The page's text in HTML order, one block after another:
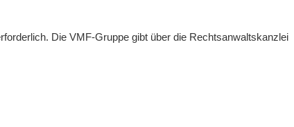
Die VMF-Gruppe gibt über die Rechtsanwaltskanzlei